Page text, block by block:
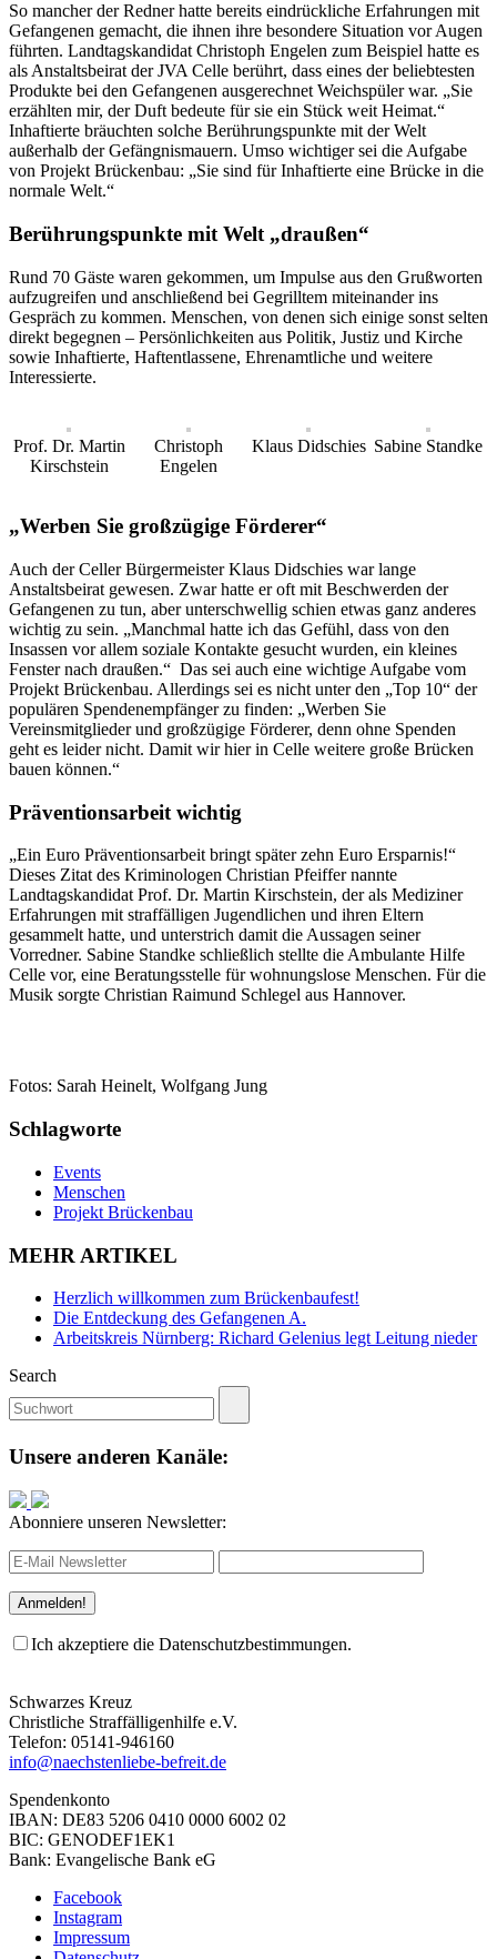
So mancher der Redner hatte bereits eindrückliche Erfahrungen mit
Gefangenen gemacht, die ihnen ihre besondere Situation vor Augen
führten. Landtagskandidat Christoph Engelen zum Beispiel hatte es
als Anstaltsbeirat der JVA Celle berührt, dass eines der beliebtesten
Produkte bei den Gefangenen ausgerechnet Weichspüler war. „Sie
erzählten mir, der Duft bedeute für sie ein Stück weit Heimat.“
Inhaftierte bräuchten solche Berührungspunkte mit der Welt
außerhalb der Gefängnismauern. Umso wichtiger sei die Aufgabe
von Projekt Brückenbau: „Sie sind für Inhaftierte eine Brücke in die
normale Welt.“
Berührungspunkte mit Welt „draußen“
Rund 70 Gäste waren gekommen, um Impulse aus den Grußworten
aufzugreifen und anschließend bei Gegrilltem miteinander ins
Gespräch zu kommen. Menschen, von denen sich einige sonst selten
direkt begegnen – Persönlichkeiten aus Politik, Justiz und Kirche
sowie Inhaftierte, Haftentlassene, Ehrenamtliche und weitere
Interessierte.
Prof. Dr. Martin
Kirschstein
Christoph
Engelen
Klaus Didschies Sabine Standke
„Werben Sie großzügige Förderer“
Auch der Celler Bürgermeister Klaus Didschies war lange
Anstaltsbeirat gewesen. Zwar hatte er oft mit Beschwerden der
Gefangenen zu tun, aber unterschwellig schien etwas ganz anderes
wichtig zu sein. „Manchmal hatte ich das Gefühl, dass von den
Insassen vor allem soziale Kontakte gesucht wurden, ein kleines
Fenster nach draußen.“ Das sei auch eine wichtige Aufgabe vom
Projekt Brückenbau. Allerdings sei es nicht unter den „Top 10“ der
populären Spendenempfänger zu finden: „Werben Sie
Vereinsmitglieder und großzügige Förderer, denn ohne Spenden
geht es leider nicht. Damit wir hier in Celle weitere große Brücken
bauen können.“
Präventionsarbeit wichtig
„Ein Euro Präventionsarbeit bringt später zehn Euro Ersparnis!“
Dieses Zitat des Kriminologen Christian Pfeiffer nannte
Landtagskandidat Prof. Dr. Martin Kirschstein, der als Mediziner
Erfahrungen mit straffälligen Jugendlichen und ihren Eltern
gesammelt hatte, und unterstrich damit die Aussagen seiner
Vorredner. Sabine Standke schließlich stellte die Ambulante Hilfe
Celle vor, eine Beratungsstelle für wohnungslose Menschen. Für die
Musik sorgte Christian Raimund Schlegel aus Hannover.
Fotos: Sarah Heinelt, Wolfgang Jung
Schlagworte
Events
Menschen
Projekt Brückenbau
MEHR ARTIKEL
Herzlich willkommen zum Brückenbaufest!
Die Entdeckung des Gefangenen A.
Arbeitskreis Nürnberg: Richard Gelenius legt Leitung nieder
Search
Unsere anderen Kanäle:
Abonniere unseren Newsletter:
Ich akzeptiere die Datenschutzbestimmungen.
Schwarzes Kreuz
Christliche Straffälligenhilfe e.V.
Telefon: 05141-946160
info@naechstenliebe-befreit.de
Spendenkonto
IBAN: DE83 5206 0410 0000 6002 02
BIC: GENODEF1EK1
Bank: Evangelische Bank eG
Facebook
Instagram
Impressum